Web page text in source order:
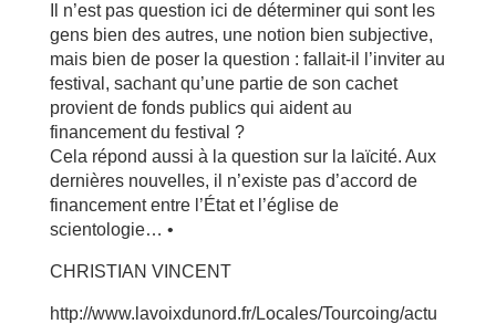
Il n’est pas question ici de déterminer qui sont les
gens bien des autres, une notion bien subjective,
mais bien de poser la question : fallait-il l’inviter au
festival, sachant qu’une partie de son cachet
provient de fonds publics qui aident au
financement du festival ?
Cela répond aussi à la question sur la laïcité. Aux
dernières nouvelles, il n’existe pas d’accord de
financement entre l’État et l’église de
scientologie… •
CHRISTIAN VINCENT
http://www.lavoixdunord.fr/Locales/Tourcoing/actu